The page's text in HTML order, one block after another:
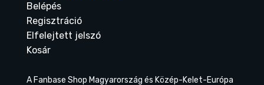
Belépés
Regisztráció
Elfelejtett jelszó
Kosár
A Fanbase Shop Magyarország és Közép-Kelet-Európa